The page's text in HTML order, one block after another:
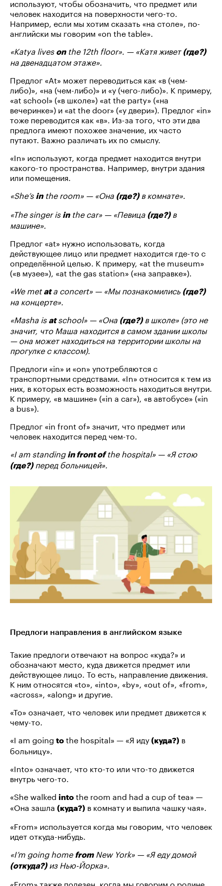
используют, чтобы обозначить, что предмет или
человек находится на поверхности чего-то.
Например, если мы хотим сказать «на столе», по-
английски мы говорим «on the table».
«Katya lives onthe 12th floor». — «Катя живет(где?)
на двенадцатом этаже».
Предлог «At» может переводиться как «в (чем-
либо)», «на (чем-либо)» и «у (чего-либо)». К примеру,
«at school» («в школе») «at the party» («на
вечеринке») и «at the door» («у двери»). Предлог «in»
тоже переводится как «в». Из-за того, что эти два
предлога имеют похожее значение, их часто
путают. Важно различать их по смыслу.
«In» используют, когда предмет находится внутри
какого-то пространства. Например, внутри здания
или помещения.
«She’s inthe room» — «Она (где?)в комнате».
«The singer is inthe car» — «Певица (где?)в
машине».
Предлог «at» нужно использовать, когда
действующее лицо или предмет находится где-то с
определённой целью. К примеру, «at the museum»
(«в музее»), «at the gas station» («на заправке»).
«We met ata concert» — «Мы познакомились (где?)
на концерте».
«Masha is atschool» — «Она (где?)в школе» (это не
значит, что Маша находится в самом здании школы
— она может находиться на территории школы на
прогулке с классом).
Предлоги «in» и «on» употребляются с
транспортными средствами. «In» относится к тем из
них, в которых есть возможность находиться внутри.
К примеру, «в машине» («in a car»), «в автобусе» («in
a bus»).
Предлог «in front of» значит, что предмет или
человек находится перед чем-то.
«I am standing in front ofthe hospital» — «Я стою
(где?)перед больницей».
Предлоги направления в английском языке
Такие предлоги отвечают на вопрос «куда?» и
обозначают место, куда движется предмет или
действующее лицо. То есть, направление движения.
К ним относятся «to», «into», «by», «out of», «from»,
«across», «along» и другие.
«To» означает, что человек или предмет движется к
чему-то.
«I am going to the hospital» — «Я иду (куда?) в
больницу».
«Into» означает, что кто-то или что-то движется
внутрь чего-то.
«She walked into the room and had a cup of tea» —
«Она зашла (куда?) в комнату и выпила чашку чая».
«From» используется когда мы говорим, что человек
идет откуда-нибудь.
«I’m going home fromNew York» — «Я еду домой
(откуда?)из Нью-Йорка».
«From» также полезен, когда мы говорим о родине.